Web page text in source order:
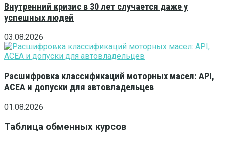
Внутренний кризис в 30 лет случается даже у
успешных людей
03.08.2026
Расшифровка классификаций моторных масел: API,
ACEA и допуски для автовладельцев
01.08.2026
Таблица обменных курсов